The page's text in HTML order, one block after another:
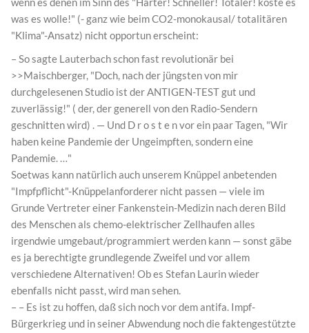
was es wolle!" (- ganz wie beim CO2-monokausal/ totalitären
"Klima"-Ansatz) nicht opportun erscheint:
– So sagte Lauterbach schon fast revolutionär bei
>>Maischberger, "Doch, nach der jüngsten von mir
durchgelesenen Studio ist der ANTIGEN-TEST gut und
zuverlässig!" ( der, der generell von den Radio-Sendern
geschnitten wird) . — Und D r o s t e n vor ein paar Tagen, "Wir
haben keine Pandemie der Ungeimpften, sondern eine
Pandemie. …"
Soetwas kann natürlich auch unserem Knüppel anbetenden
"Impfpflicht"-Knüppelanforderer nicht passen — viele im
Grunde Vertreter einer Fankenstein-Medizin nach deren Bild
des Menschen als chemo-elektrischer Zellhaufen alles
irgendwie umgebaut/programmiert werden kann — sonst gäbe
es ja berechtigte grundlegende Zweifel und vor allem
verschiedene Alternativen! Ob es Stefan Laurin wieder
ebenfalls nicht passt, wird man sehen.
– – Es ist zu hoffen, daß sich noch vor dem antifa. Impf-
Bürgerkrieg und in seiner Abwendung noch die faktengestützte